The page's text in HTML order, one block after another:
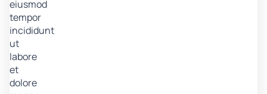
eiusmod
tempor
incididunt
ut
labore
et
dolore